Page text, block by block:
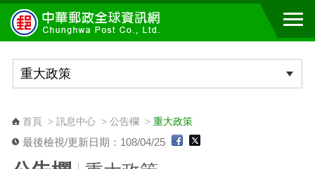
跳到主要內容區塊
首頁> 訊息中心> 公告欄 > 重大政策
最後檢視/更新日期：108/04/25